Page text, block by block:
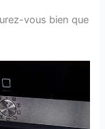
vous bien que